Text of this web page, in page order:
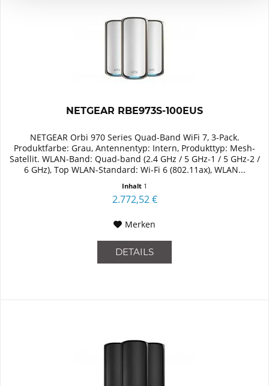
NETGEAR RBE973S-100EUS
NETGEAR Orbi 970 Series Quad-Band WiFi 7, 3-Pack.
Produktfarbe: Grau, Antennentyp: Intern, Produkttyp: Mesh-
Satellit. WLAN-Band: Quad-band (2.4 GHz / 5 GHz-1 / 5 GHz-2 /
6 GHz), Top WLAN-Standard: Wi-Fi 6 (802.11ax), WLAN...
Inhalt 1
2.772,52 €
Merken
DETAILS